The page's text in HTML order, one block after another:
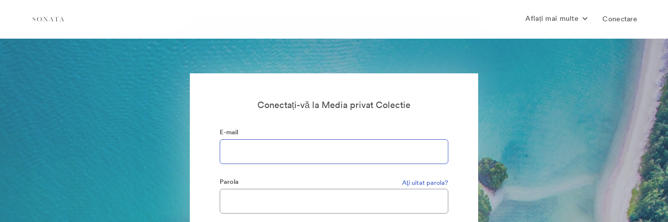
Aflați mai multe Conectare
Conectați-vă la Media privat Colectie
E-mail
Parola Aţi uitat parola?